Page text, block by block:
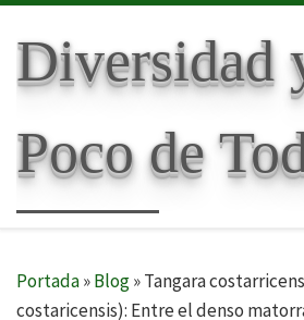
Diversidad
Poco de
Portada»Blog»Tangara
costaricensis): Entre el denso